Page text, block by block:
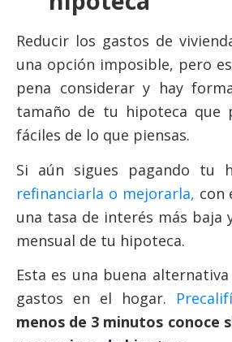
Reducir los gastos de
una opción imposible, pero
pena considerar y hay
tamaño de tu hipoteca que
fáciles de lo que piensas.
Si aún sigues pagando tu
refinanciarla o mejorarla, con
una tasa de interés más baja
mensual de tu hipoteca.
Esta es una buena
gastos en el hogar.
menos de 3 minutos conoce